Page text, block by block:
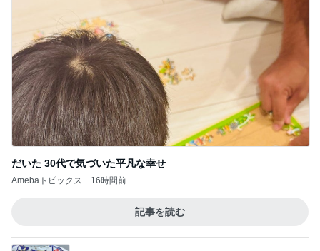
だいた 30代で気づいた平凡な幸せ
Amebaトピックス 16時間前
記事を読む